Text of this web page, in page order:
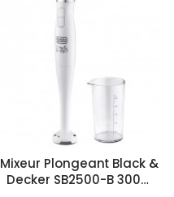
Mixeur Plongeant Black &
Decker SB2500-B 300W